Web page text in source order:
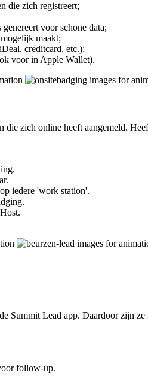
die zich registreert;
voor schone data;
maakt;
creditcard, etc.);
voor in Apple Wallet).
die zich online heeft aangemeld.
iedere 'work station'.
Summit Lead app. Daardoor zijn ze
follow-up.